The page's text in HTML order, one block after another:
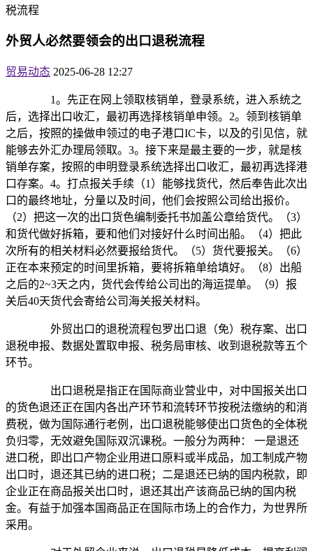
税流程
外贸人必然要领会的出口退税流程
贸易动态 2025-06-28 12:27
1。先正在网上领取核销单，登录系统，进入系统之
后，选择出口收汇，最初再选择核销单申领。2。领到核销单
之后，按照的操做申领过的电子港口IC卡，以及的引见信，就
能够去外汇办理局领取。3。接下来是最主要的一步，就是核
销单存案，按照的申明登录系统选择出口收汇，最初再选择港
口存案。4。打点报关手续（1）能够找货代，然后奉告此次出
口的最终地址，分量以及时间，他们会按照公司给出报价。
（2）把这一次的出口货色编制委托书加盖公章给货代。（3）
和货代做好拆箱，要和他们对接好什么时间出船。（4）把此
次所有的相关材料必然要报给货代。（5）货代要报关。（6）
正在本来预定的时间里拆箱，要将拆箱单给填好。（8）出船
之后的2~3天之内，货代会传给公司出的海运提单。（9）报
关后40天货代会寄给公司海关报关材料。
外贸出口的退税流程包罗出口退（免）税存案、出口
退税申报、数据处置取申报、税务局审核、收到退税款等五个
环节。
出口退税是指正在国际商业营业中，对中国报关出口
的货色退还正在国内各出产环节和流转环节按税法缴纳的和消
费税，做为国际通行老例，出口退税能够使出口货色的全体税
负归零，无效避免国际双沉课税。一般分为两种： 一是退还
进口税，即出口产物企业用进口原料或半成品，加工制成产物
出口时，退还其已纳的进口税；二是退还已纳的国内税款，即
企业正在商品报关出口时，退还其出产该商品已纳的国内税
金。有益于加强本国商品正在国际市场上的合作力，为世界所
采用。